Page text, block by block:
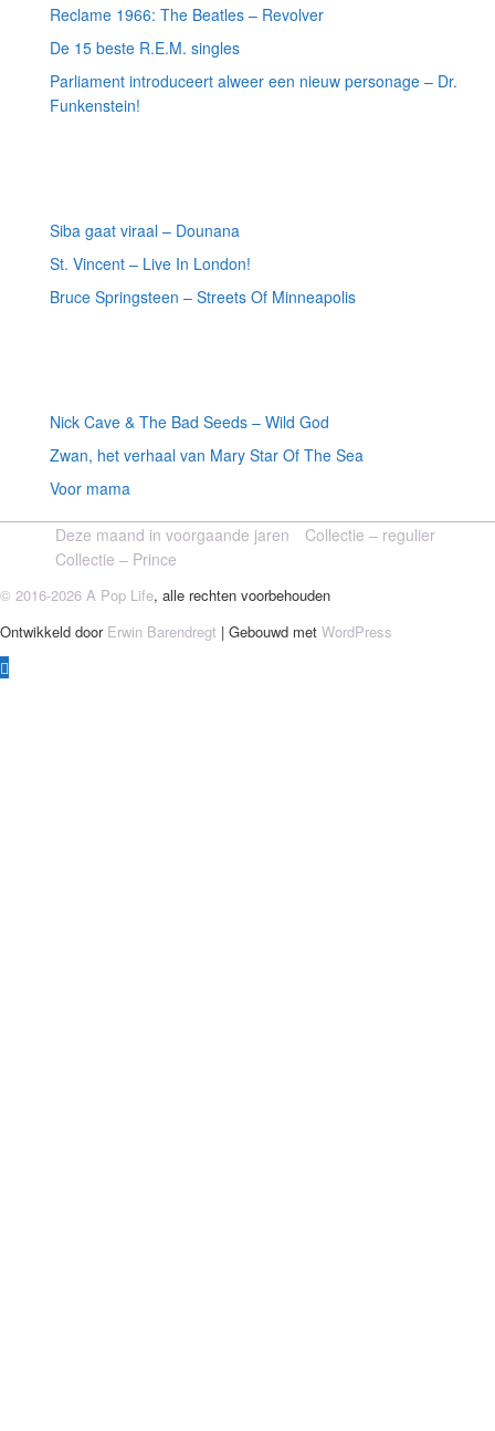
Reclame 1966: The Beatles – Revolver
De 15 beste R.E.M. singles
Parliament introduceert alweer een nieuw personage – Dr.
Funkenstein!
Siba gaat viraal – Dounana
St. Vincent – Live In London!
Bruce Springsteen – Streets Of Minneapolis
Nick Cave & The Bad Seeds – Wild God
Zwan, het verhaal van Mary Star Of The Sea
Voor mama
Deze maand in voorgaande jaren
Collectie – regulier
Collectie – Prince
© 2016-2026 A Pop Life, alle rechten voorbehouden
Ontwikkeld door Erwin Barendregt | Gebouwd met WordPress